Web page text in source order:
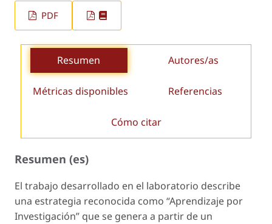
PDF
Resumen Autores/as
Métricas disponibles Referencias
Cómo citar
Resumen (es)
El trabajo desarrollado en el laboratorio describe
una estrategia reconocida como “Aprendizaje por
Investigación” que se genera a partir de un